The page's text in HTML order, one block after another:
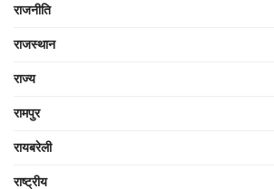
राजनीति
राजस्थान
राज्य
रामपुर
रायबरेली
राष्ट्रीय